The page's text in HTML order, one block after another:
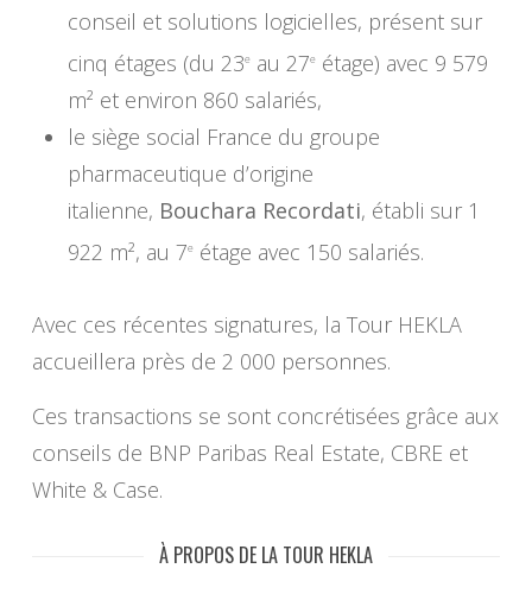
conseil et solutions logicielles, présent sur
cinq étages (du 23eau 27eétage) avec 9 579
m² et environ 860 salariés,
le siège social France du groupe
pharmaceutique d’origine
italienne, Bouchara Recordati, établi sur 1
922 m², au 7eétage avec 150 salariés.
Avec ces récentes signatures, la Tour HEKLA
accueillera près de 2 000 personnes.
Ces transactions se sont concrétisées grâce aux
conseils de BNP Paribas Real Estate, CBRE et
White & Case.
À PROPOS DE LA TOUR HEKLA